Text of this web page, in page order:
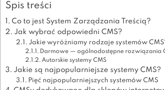
Spis treści
Co to jest System Zarządzania Treścią?
Jak wybrać odpowiedni CMS?
Jakie wyróżniamy rodzaje systemów
Darmowe — ogólnodostępne rozwiązania
Autorskie systemy CMS
Jakie są najpopularniejsze systemy CMS?
Pięć najpopularniejszych systemów CMS